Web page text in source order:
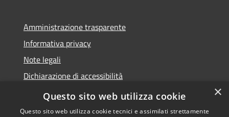
Amministrazione trasparente
Informativa privacy
Note legali
Dichiarazione di accessibilità
Whistleblowing
×
Questo sito web utilizza cookie
Questo sito web utilizza cookie tecnici e assimilati strettamente